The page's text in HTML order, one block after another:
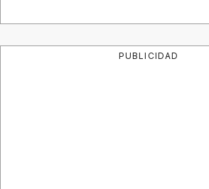
PUBLICIDAD